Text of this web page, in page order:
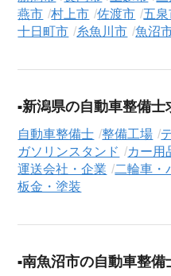
活動の全プロセスを無料でサ
求人検索について
（正社員、契約社員、アルバ
たこだわり条件での絞り込み
このカー用品店・自動車検査
お持ちの方はもちろん、「ま
さい。
燕市
村上市 佐渡市 五泉
十日町市
糸魚川市 魚沼
新潟県の自動車整備士
自動車整備士 整備工場
ガソリンスタンド
カー用
運送会社・企業
二輪車・
板金・塗装
南魚沼市の自動車整備